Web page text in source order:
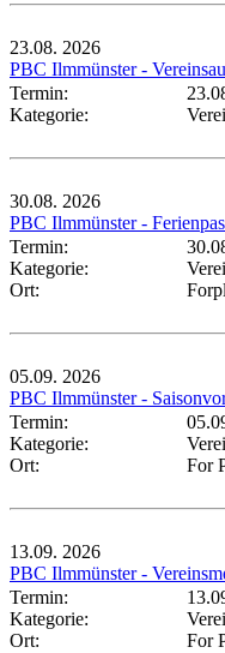
23.08. 2026
PBC Ilmmünster -
Termin:
Kategorie:
30.08. 2026
PBC Ilmmünster -
Termin:
Kategorie:
Ort:
05.09. 2026
PBC Ilmmünster -
Termin:
Kategorie:
Ort:
For
13.09. 2026
PBC Ilmmünster -
Termin:
Kategorie:
Ort:
For